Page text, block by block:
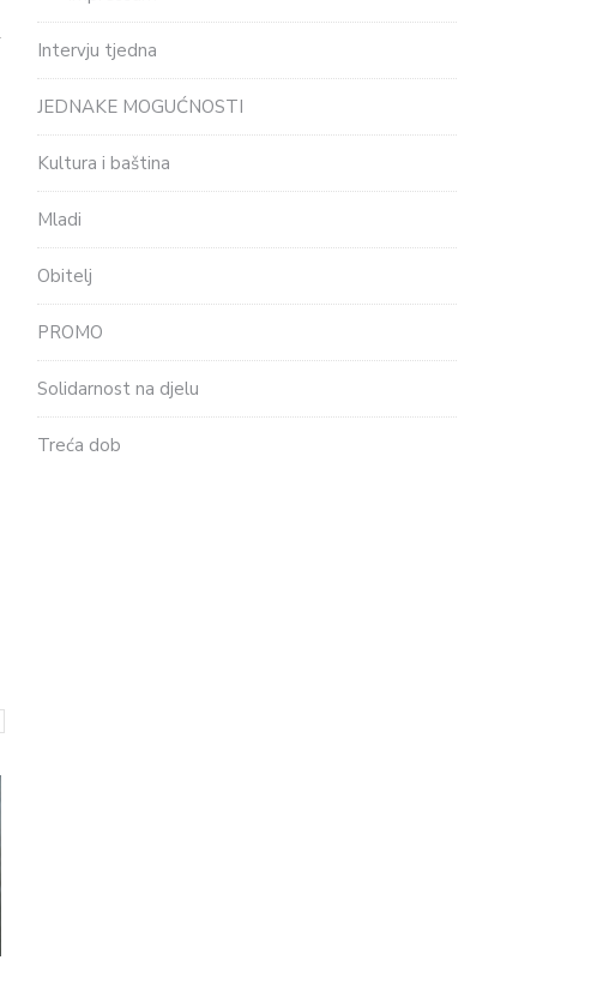
Intervju tjedna
JEDNAKE MOGUĆNOSTI
Kultura i baština
Mladi
Obitelj
PROMO
Solidarnost na djelu
Treća dob